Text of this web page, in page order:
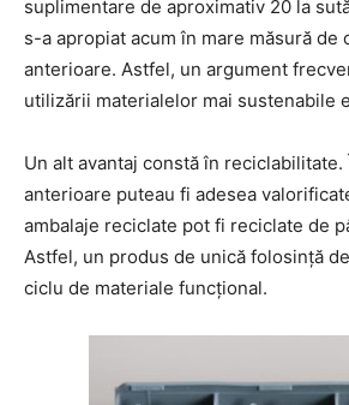
suplimentare de aproximativ 20 la
s-a apropiat acum în mare măsură de
anterioare. Astfel, un argument
utilizării materialelor mai sustenabile
Un alt avantaj constă în
anterioare puteau fi adesea
ambalaje reciclate pot fi reciclate de
Astfel, un produs de unică folosință
ciclu de materiale funcțional.